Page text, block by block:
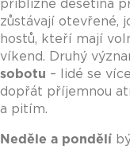
přibližně desetina
zůstávají otevřené,
hostů, kteří mají
víkend. Druhý
sobotu – lidé se
dopřát příjemnou
a pitím.
Neděle a pondělí